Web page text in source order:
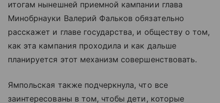
итогам нынешней приемной кампании глава
Минобрнауки Валерий Фальков обязательно
расскажет и главе государства, и обществу о том,
как эта кампания проходила и как дальше
планируется этот механизм совершенствовать.
Ямпольская также подчеркнула, что все
заинтересованы в том, чтобы дети, которые